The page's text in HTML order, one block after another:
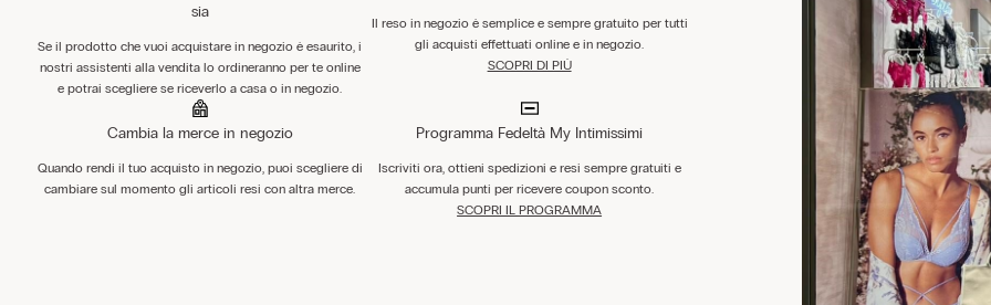
sia
Se il prodotto che vuoi acquistare in negozio è esaurito, i
nostri assistenti alla vendita lo ordineranno per te online
e potrai scegliere se riceverlo a casa o in negozio.
Il reso in negozio è semplice e sempre gratuito per tutti
gli acquisti effettuati online e in negozio.
SCOPRI DI PIÙ
Cambia la merce in negozio
Quando rendi il tuo acquisto in negozio, puoi scegliere di
cambiare sul momento gli articoli resi con altra merce.
Programma Fedeltà My Intimissimi
Iscriviti ora, ottieni spedizioni e resi sempre gratuiti e
accumula punti per ricevere coupon sconto.
SCOPRI IL PROGRAMMA